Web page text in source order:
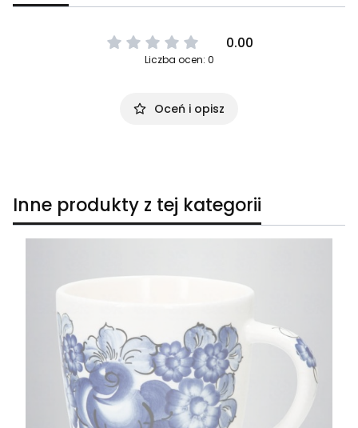
0.00
Liczba ocen: 0
Oceń i opisz
Inne produkty z tej kategorii